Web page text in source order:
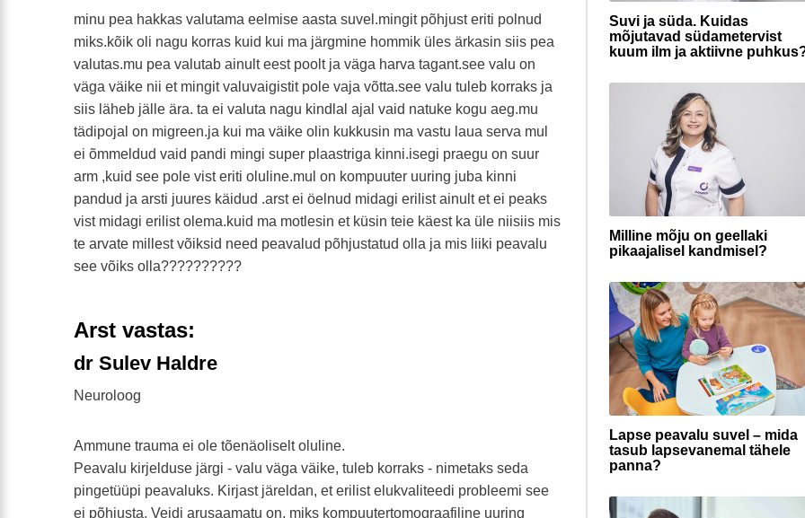
Suvi ja süda. Kuidas
mõjutavad südametervist
kuum ilm ja aktiivne
Milline mõju on geellaki
pikaajalisel kandmisel?
Lapse peavalu suvel – mida
tasub lapsevanemal tähele
panna?
minu pea hakkas valutama eelmise aasta suvel.mingit põhjust eriti polnud
miks.kõik oli nagu korras kuid kui ma järgmine hommik üles ärkasin siis pea
valutas.mu pea valutab ainult eest poolt ja väga harva tagant.see valu on
väga väike nii et mingit valuvaigistit pole vaja võtta.see valu tuleb korraks ja
siis läheb jälle ära. ta ei valuta nagu kindlal ajal vaid natuke kogu aeg.mu
tädipojal on migreen.ja kui ma väike olin kukkusin ma vastu laua serva mul
ei õmmeldud vaid pandi mingi super plaastriga kinni.isegi praegu on suur
arm ,kuid see pole vist eriti oluline.mul on kompuuter uuring juba kinni
pandud ja arsti juures käidud .arst ei öelnud midagi erilist ainult et ei peaks
vist midagi erilist olema.kuid ma motlesin et küsin teie käest ka üle niisiis mis
te arvate millest võiksid need peavalud põhjustatud olla ja mis liiki peavalu
see võiks olla??????????
Arst vastas:
dr Sulev Haldre
Neuroloog
Ammune trauma ei ole tõenäoliselt oluline.
Peavalu kirjelduse järgi - valu väga väike, tuleb korraks - nimetaks seda
pingetüüpi peavaluks. Kirjast järeldan, et erilist elukvaliteedi probleemi see
ei põhjusta. Veidi arusaamatu on, miks kompuutertomograafiline uuring